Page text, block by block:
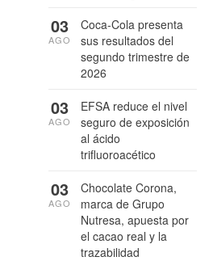
Coca-Cola presenta
sus resultados del
segundo trimestre de
2026
03
AGO
EFSA reduce el nivel
seguro de exposición
al ácido
trifluoroacético
03
AGO
Chocolate Corona,
marca de Grupo
Nutresa, apuesta por
el cacao real y la
trazabilidad
03
AGO